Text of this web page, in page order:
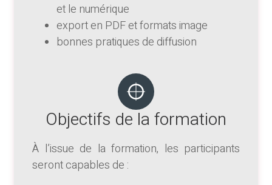
et le numérique
export en PDF et formats image
bonnes pratiques de diffusion
Objectifs de la formation
À l’issue de la formation, les participants
seront capables de :